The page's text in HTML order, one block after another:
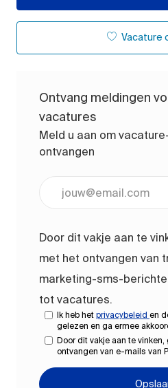
Vacature
Ontvang meldingen
vacatures
Meld u aan om
ontvangen
Door dit vakje aan te
met het ontvangen van
marketing-sms-
tot vacatures.
Ik heb het privacybeleid en
gelezen en ga ermee
Door dit vakje aan te
ontvangen van e-mails van